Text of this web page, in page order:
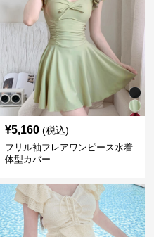
¥5,160 (税込)
フリル袖フレアワンピース水着
体型カバー